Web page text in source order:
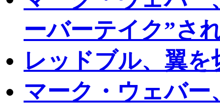
ーバーテイク”さ
レッドブル、翼を
マーク・ウェバー